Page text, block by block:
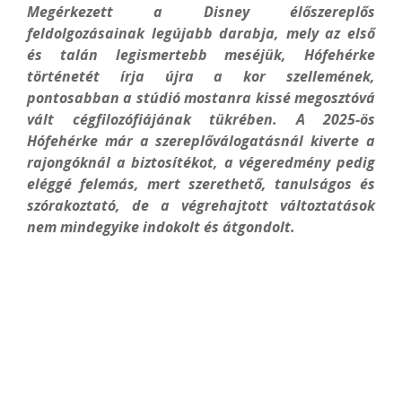
Megérkezett a Disney élőszereplős
feldolgozásainak legújabb darabja, mely az első
és talán legismertebb meséjük, Hófehérke
történetét írja újra a kor szellemének,
pontosabban a stúdió mostanra kissé megosztóvá
vált cégfilozófiájának tükrében. A 2025-ös
Hófehérke már a szereplőválogatásnál kiverte a
rajongóknál a biztosítékot, a végeredmény pedig
eléggé felemás, mert szerethető, tanulságos és
szórakoztató, de a végrehajtott változtatások
nem mindegyike indokolt és átgondolt.